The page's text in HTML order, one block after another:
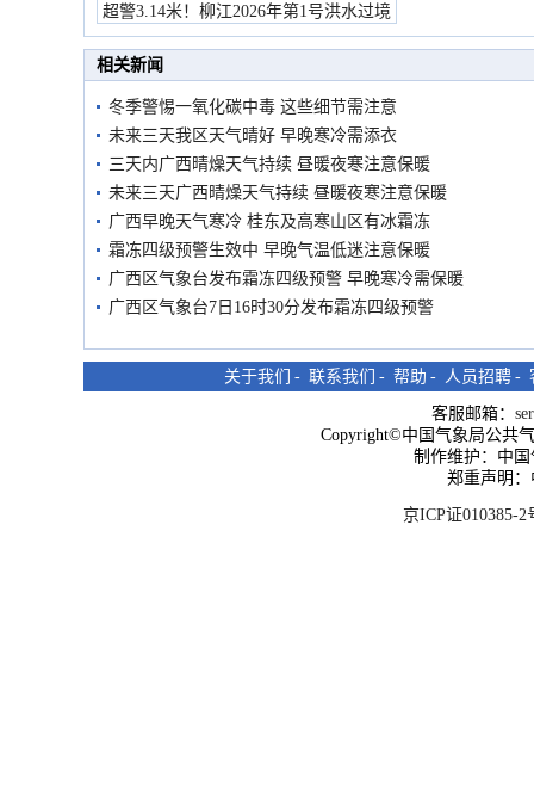
超警3.14米！柳江2026年第1号洪水过境
市民在堤岸见证汛况
相关新闻
冬季警惕一氧化碳中毒 这些细节需注意
未来三天我区天气晴好 早晚寒冷需添衣
三天内广西晴燥天气持续 昼暖夜寒注意保暖
未来三天广西晴燥天气持续 昼暖夜寒注意保暖
广西早晚天气寒冷 桂东及高寒山区有冰霜冻
霜冻四级预警生效中 早晚气温低迷注意保暖
广西区气象台发布霜冻四级预警 早晚寒冷需保暖
广西区气象台7日16时30分发布霜冻四级预警
关于我们 - 联系我们 - 帮助 - 人员招聘 -
客服邮箱：
Copyright©中国气象局公共
制作维护：中
郑重声明
京ICP证010385-2